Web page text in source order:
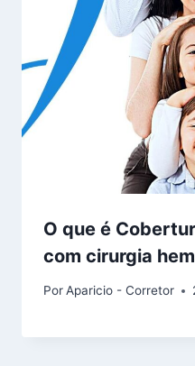
O que é
com cirurgia
PorAparicio - Corretor